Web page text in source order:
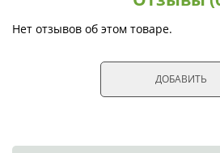
Нет отзывов об этом товаре.
ДОБАВИТЬ